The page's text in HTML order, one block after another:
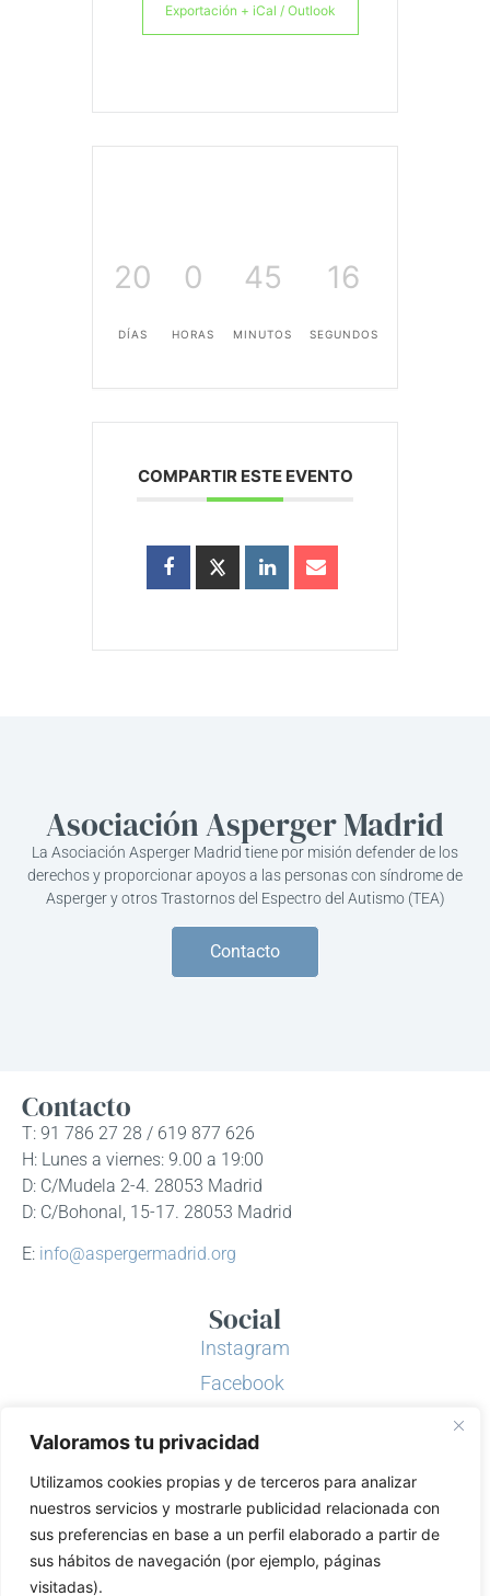
Valoramos tu privacidad
Utilizamos cookies propias y de terceros para analizar
nuestros servicios y mostrarle publicidad relacionada con
sus preferencias en base a un perfil elaborado a partir de
sus hábitos de navegación (por ejemplo, páginas
visitadas).
Exportación + iCal / Outlook
20
DÍAS
0
HORAS
45
MINUTOS
16
SEGUNDOS
COMPARTIR ESTE EVENTO
Asociación Asperger Madrid
La Asociación Asperger Madrid tiene por misión defender de los
derechos y proporcionar apoyos a las personas con síndrome de
Asperger y otros Trastornos del Espectro del Autismo (TEA)
Contacto
Contacto
T: 91 786 27 28 / 619 877 626
H: Lunes a viernes: 9.00 a 19:00
D: C/Mudela 2-4. 28053 Madrid
D: C/Bohonal, 15-17. 28053 Madrid
E: info@aspergermadrid.org
Social
Instagram
Facebook
Youtube
LinkedIn
Asociación Asperger Madrid